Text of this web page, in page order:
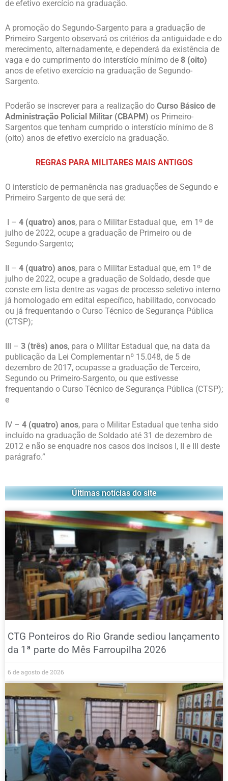
de efetivo exercício na graduação.
A promoção do Segundo-Sargento para a graduação de
Primeiro Sargento observará os critérios da antiguidade e do
merecimento, alternadamente, e dependerá da existência de
vaga e do cumprimento do interstício mínimo de 8 (oito)
anos de efetivo exercício na graduação de Segundo-
Sargento.
Poderão se inscrever para a realização do Curso Básico de
Administração Policial Militar (CBAPM) os Primeiro-
Sargentos que tenham cumprido o interstício mínimo de 8
(oito) anos de efetivo exercício na graduação.
REGRAS PARA MILITARES MAIS ANTIGOS
O interstício de permanência nas graduações de Segundo e
Primeiro Sargento de que será de:
I – 4 (quatro) anos, para o Militar Estadual que, em 1º de
julho de 2022, ocupe a graduação de Primeiro ou de
Segundo-Sargento;
II – 4 (quatro) anos, para o Militar Estadual que, em 1º de
julho de 2022, ocupe a graduação de Soldado, desde que
conste em lista dentre as vagas de processo seletivo interno
já homologado em edital específico, habilitado, convocado
ou já frequentando o Curso Técnico de Segurança Pública
(CTSP);
III – 3 (três) anos, para o Militar Estadual que, na data da
publicação da Lei Complementar nº 15.048, de 5 de
dezembro de 2017, ocupasse a graduação de Terceiro,
Segundo ou Primeiro-Sargento, ou que estivesse
frequentando o Curso Técnico de Segurança Pública (CTSP);
e
IV – 4 (quatro) anos, para o Militar Estadual que tenha sido
incluído na graduação de Soldado até 31 de dezembro de
2012 e não se enquadre nos casos dos incisos I, II e III deste
parágrafo.”
Últimas notícias do site
CTG Ponteiros do Rio Grande sediou lançamento
da 1ª parte do Mês Farroupilha 2026
6 de agosto de 2026